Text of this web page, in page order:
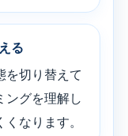
る
を切り替えて
ングを理解し
なります。